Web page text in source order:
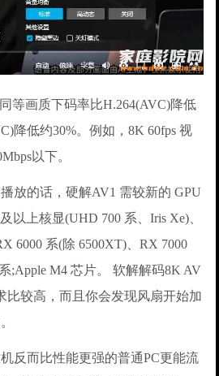
等画质下码率比H.264(AVC)降低
降低约30%。例如，8K 60fps 视
以下。
放的话，硬解AV1 需较新的 GPU
以上核显(UHD 700 系、Iris Xe)、
6000 系(除 6500XT)、RX 7000
;Apple M4 芯片。 软解解码8K AV
比较高，而且你会发现风扇开始加
反而比性能更强的普通PC更能流